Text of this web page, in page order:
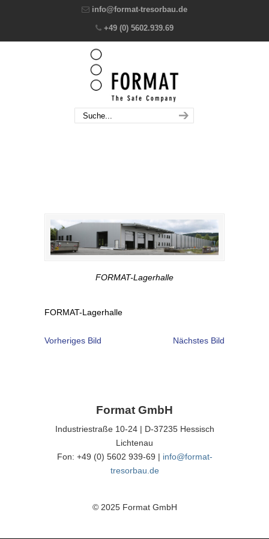
info@format-tresorbau.de
+49 (0) 5602.939.69
FORMAT-Lagerhalle
FORMAT-Lagerhalle
Vorheriges Bild Nächstes Bild
Format GmbH
Industriestraße 10-24 | D-37235 Hessisch
Lichtenau
Fon: +49 (0) 5602 939-69 | info@format-
tresorbau.de
© 2025 Format GmbH